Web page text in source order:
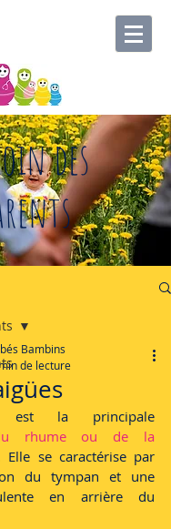
Bambins
de lecture
rhume ou de la
Elle se caractérise par
du tympan et une
en arrière du
des